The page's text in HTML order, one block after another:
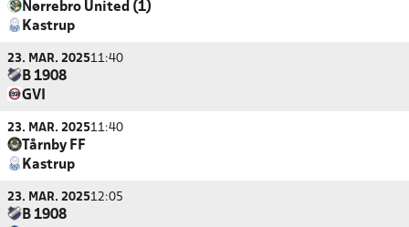
Nørrebro United (1)
Kastrup
23. MAR. 202511:40
B 1908
GVI
23. MAR. 202511:40
Tårnby FF
Kastrup
23. MAR. 202512:05
B 1908